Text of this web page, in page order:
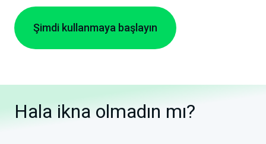
Şimdi kullanmaya başlayın
Hala ikna olmadın mı?